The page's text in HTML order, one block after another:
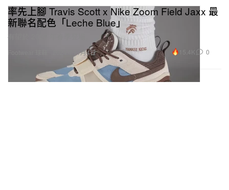
率先上腳 Travis Scott x Nike Zoom Field Jaxx 最
新聯名配色「Leche Blue」
有望於 2025 年春季登場。
2024年11月4日 15.4K 0